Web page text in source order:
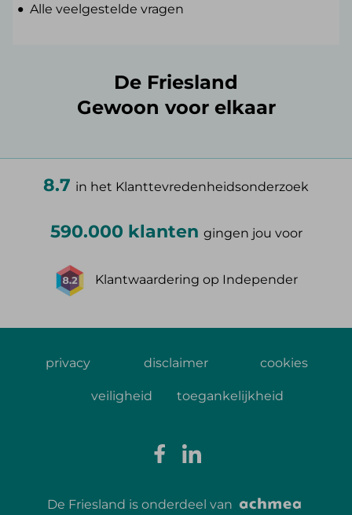
Alle veelgestelde vragen
De Friesland
Gewoon voor elkaar
8.7 in het Klanttevredenheidsonderzoek
590.000 klanten gingen jou voor
Klantwaardering op Independer
privacy disclaimer cookies
veiligheid toegankelijkheid
De Friesland is onderdeel van